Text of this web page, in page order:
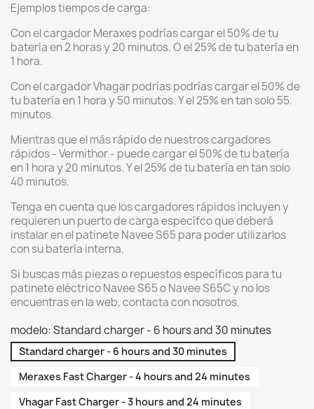
Ejemplos tiempos de carga:
Con el cargador Meraxes podrías cargar el 50% de tu
batería en 2 horas y 20 minutos. O el 25% de tu batería en
1 hora.
Con el cargador Vhagar podrías podrías cargar el 50% de
tu batería en 1 hora y 50 minutos. Y el 25% en tan solo 55.
minutos.
Mientras que el más rápido de nuestros cargadores
rápidos - Vermithor - puede cargar el 50% de tu batería
en 1 hora y 20 minutos. Y el 25% de tu batería en tan solo
40 minutos.
Tenga en cuenta que los cargadores rápidos incluyen y
requieren un puerto de carga específco que deberá
instalar en el patinete Navee S65 para poder utilizarlos
con su batería interna.
Si buscas más piezas o repuestos específicos para tu
patinete eléctrico Navee S65 o Navee S65C y no los
encuentras en la web, contacta con nosotros.
modelo: Standard charger - 6 hours and 30 minutes
Standard charger - 6 hours and 30 minutes
Meraxes Fast Charger - 4 hours and 24 minutes
Vhagar Fast Charger - 3 hours and 24 minutes